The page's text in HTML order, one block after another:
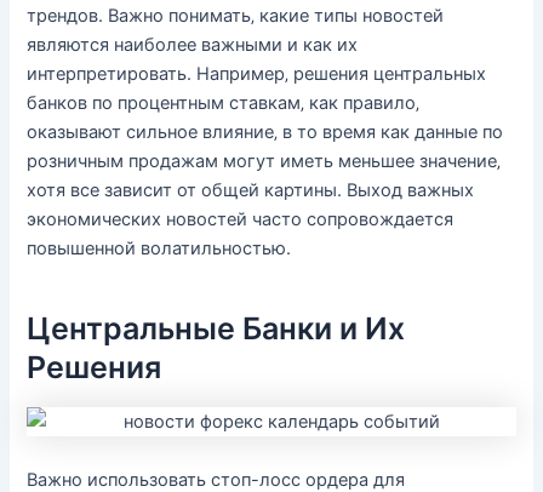
трендов. Важно понимать‚ какие типы новостей
являются наиболее важными и как их
интерпретировать. Например‚ решения центральных
банков по процентным ставкам‚ как правило‚
оказывают сильное влияние‚ в то время как данные по
розничным продажам могут иметь меньшее значение‚
хотя все зависит от общей картины. Выход важных
экономических новостей часто сопровождается
повышенной волатильностью.
Центральные Банки и Их
Решения
Важно использовать стоп-лосс ордера для